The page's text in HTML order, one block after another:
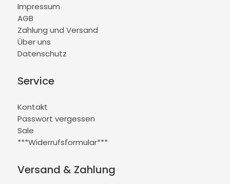
Impressum
AGB
Zahlung und Versand
Über uns
Datenschutz
Service
Kontakt
Passwort vergessen
Sale
***Widerrufsformular***
Versand & Zahlung